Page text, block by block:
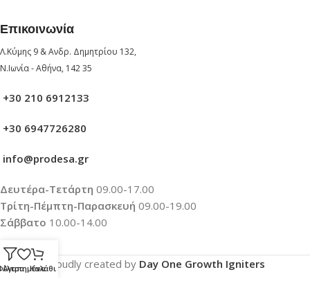
Επικοινωνία
Λ.Κύμης 9 & Ανδρ. Δημητρίου 132,
Ν.Ιωνία - Αθήνα, 142 35
+30 210 6912133
+30 6947726280
info@prodesa.gr
Δευτέρα-Τετάρτη 09.00-17.00
Τρίτη-Πέμπτη-Παρασκευή 09.00-19.00
Σάββατο 10.00-14.00
Proudly created by Day One Growth Igniters
Αγαπημένα
Καλάθι